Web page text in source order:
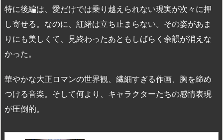
特に後編は、愛だけでは乗り越えられない現実が次々に押
し寄せる。なのに、紅緒は立ち止まらない。その姿があま
りにも美しくて、見終わったあともしばらく余韻が消えな
かった。
華やかな大正ロマンの世界観、繊細すぎる作画、胸を締め
つける音楽。そして何より、キャラクターたちの感情表現
が圧倒的。